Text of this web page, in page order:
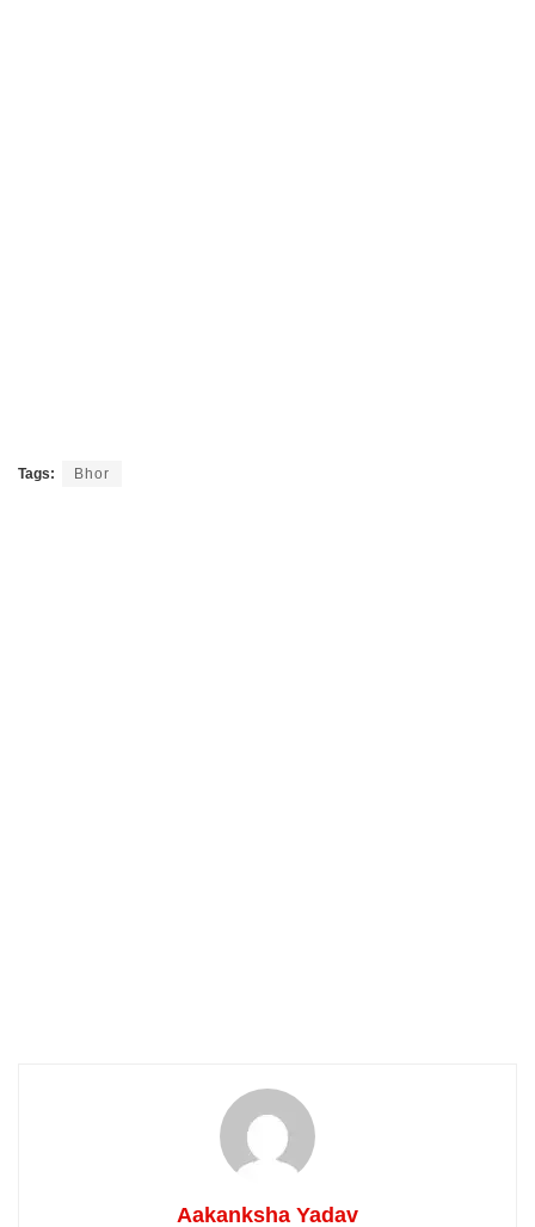
Tags: Bhor
Aakanksha Yadav